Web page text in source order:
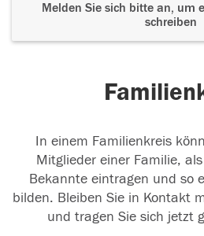
Melden Sie sich bitte an, um
schreiben
In einem Familienkreis
Mitglieder einer Familie,
Bekannte eintragen und so
bilden. Bleiben Sie in Kontakt
und tragen Sie sich jetzt